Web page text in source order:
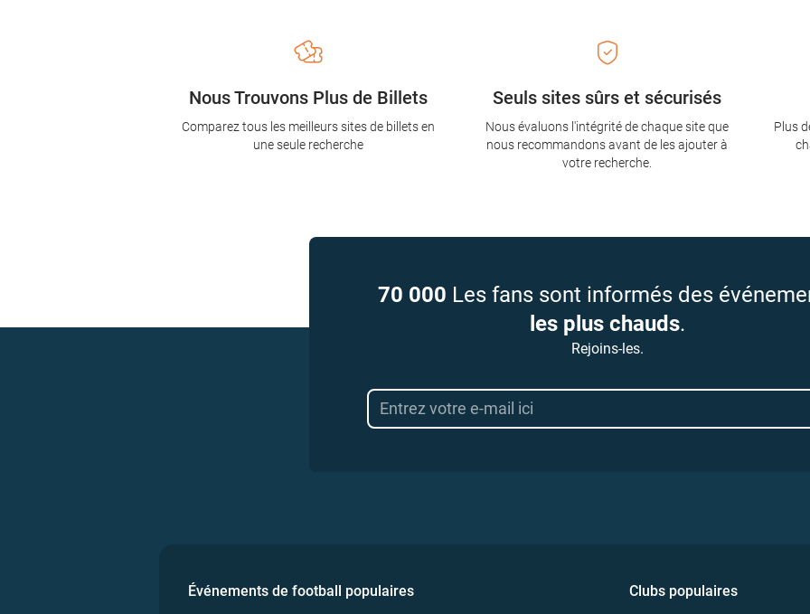
Seuls sites sûrs et sécurisés
Nous évaluons l'intégrité de chaque site que
nous recommandons avant de les ajouter à
votre recherche.
Nous Trouvons Plus de Billets
Comparez tous les meilleurs sites de billets en
une seule recherche
Plus
70 000 Les fans sont informés des
les plus chauds.
Rejoins-les.
Événements de football populaires Clubs populaires